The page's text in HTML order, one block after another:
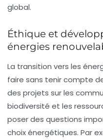
global.
Éthique et
énergies
La transition vers les
faire sans tenir compte
des projets sur les
biodiversité et les
poser des questions
choix énergétiques. Par